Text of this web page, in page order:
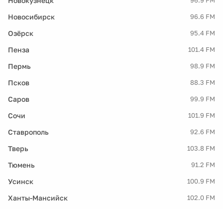
Новосибирск 96.6 FM
Озёрск 95.4 FM
Пенза 101.4 FM
Пермь 98.9 FM
Псков 88.3 FM
Саров 99.9 FM
Сочи 101.9 FM
Ставрополь 92.6 FM
Тверь 103.8 FM
Тюмень 91.2 FM
Усинск 100.9 FM
Ханты-Мансийск 102.0 FM